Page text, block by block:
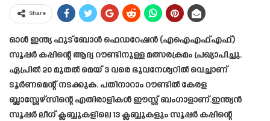
Share
ഓൾ ഇന്ത്യ ഫുട്ബോൾ ഫെഡറേഷൻ (എഐഎഫ്എഫ്)
സൂപ്പർ കപ്പിന്റെ ആദ്യ റൗണ്ടിനുള്ള മത്സരക്രമം പ്രഖ്യാപിച്ചു.
ഏപ്രിൽ 20 മുതൽ മെയ് 3 വരെ ഭുവനേശ്വറിൽ വെച്ചാണ്
ടൂർണമെന്റ് നടക്കുക. പതിനാറാം റൗണ്ടിൽ കേരള
ബ്ലാസ്റ്റേഴ്‌സിന്റെ എതിരാളികൾ ഈസ്റ്റ് ബംഗാളാണ്.ഇന്ത്യൻ
സൂപ്പർ ലീഗ് ക്ലബ്ബുകളിലെ 13 ക്ലബ്ബുകളും സൂപ്പർ കപ്പിന്റെ